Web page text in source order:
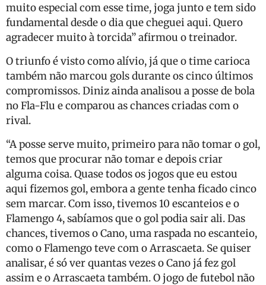
muito especial com esse time, joga junto e tem sido
fundamental desde o dia que cheguei aqui. Quero
agradecer muito à torcida” afirmou o treinador.
O triunfo é visto como alívio, já que o time carioca
também não marcou gols durante os cinco últimos
compromissos. Diniz ainda analisou a posse de bola
no Fla-Flu e comparou as chances criadas com o
rival.
“A posse serve muito, primeiro para não tomar o gol,
temos que procurar não tomar e depois criar
alguma coisa. Quase todos os jogos que eu estou
aqui fizemos gol, embora a gente tenha ficado cinco
sem marcar. Com isso, tivemos 10 escanteios e o
Flamengo 4, sabíamos que o gol podia sair ali. Das
chances, tivemos o Cano, uma raspada no escanteio,
como o Flamengo teve com o Arrascaeta. Se quiser
analisar, é só ver quantas vezes o Cano já fez gol
assim e o Arrascaeta também. O jogo de futebol não